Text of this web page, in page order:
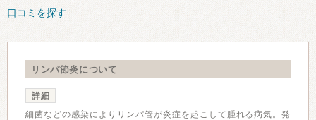
口コミを探す
リンパ節炎について
詳細
細菌などの感染によりリンパ管が炎症を起こして腫れる病気。発